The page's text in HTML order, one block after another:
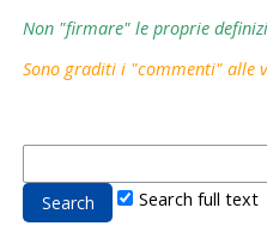
Non "firmare" le proprie
Sono graditi i "commenti" alle
Search full text